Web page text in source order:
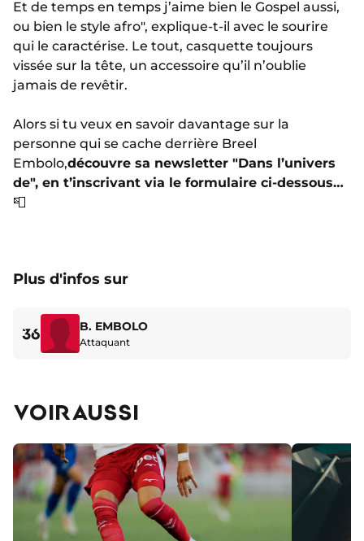
Et de temps en temps j’aime bien le Gospel aussi,
ou bien le style afro", explique-t-il avec le sourire
qui le caractérise. Le tout, casquette toujours
vissée sur la tête, un accessoire qu’il n’oublie
jamais de revêtir.
Alors si tu veux en savoir davantage sur la
personne qui se cache derrière Breel
Embolo,découvre sa newsletter "Dans l’univers
de", en t’inscrivant via le formulaire ci-dessous…
📮
Plus d'infos sur
36 B. EMBOLO
Attaquant
VOIR AUSSI